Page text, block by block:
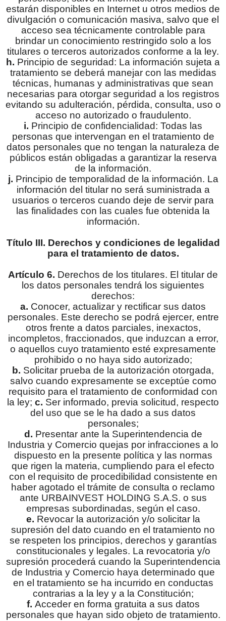
estarán disponibles en Internet u otros medios de
divulgación o comunicación masiva, salvo que el
acceso sea técnicamente controlable para
brindar un conocimiento restringido solo a los
titulares o terceros autorizados conforme a la ley.
h. Principio de seguridad: La información sujeta a
tratamiento se deberá manejar con las medidas
técnicas, humanas y administrativas que sean
necesarias para otorgar seguridad a los registros
evitando su adulteración, pérdida, consulta, uso o
acceso no autorizado o fraudulento.
i. Principio de confidencialidad: Todas las
personas que intervengan en el tratamiento de
datos personales que no tengan la naturaleza de
públicos están obligadas a garantizar la reserva
de la información.
j. Principio de temporalidad de la información. La
información del titular no será suministrada a
usuarios o terceros cuando deje de servir para
las finalidades con las cuales fue obtenida la
información.
Título III. Derechos y condiciones de legalidad
para el tratamiento de datos.
Artículo 6. Derechos de los titulares. El titular de
los datos personales tendrá los siguientes
derechos:
a. Conocer, actualizar y rectificar sus datos
personales. Este derecho se podrá ejercer, entre
otros frente a datos parciales, inexactos,
incompletos, fraccionados, que induzcan a error,
o aquellos cuyo tratamiento esté expresamente
prohibido o no haya sido autorizado;
b. Solicitar prueba de la autorización otorgada,
salvo cuando expresamente se exceptúe como
requisito para el tratamiento de conformidad con
la ley; c. Ser informado, previa solicitud, respecto
del uso que se le ha dado a sus datos
personales;
d. Presentar ante la Superintendencia de
Industria y Comercio quejas por infracciones a lo
dispuesto en la presente política y las normas
que rigen la materia, cumpliendo para el efecto
con el requisito de procedibilidad consistente en
haber agotado el trámite de consulta o reclamo
ante URBAINVEST HOLDING S.A.S. o sus
empresas subordinadas, según el caso.
e. Revocar la autorización y/o solicitar la
supresión del dato cuando en el tratamiento no
se respeten los principios, derechos y garantías
constitucionales y legales. La revocatoria y/o
supresión procederá cuando la Superintendencia
de Industria y Comercio haya determinado que
en el tratamiento se ha incurrido en conductas
contrarias a la ley y a la Constitución;
f. Acceder en forma gratuita a sus datos
personales que hayan sido objeto de tratamiento.